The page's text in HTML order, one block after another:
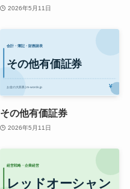
2026年5月11日
その他有価証券
2026年5月11日